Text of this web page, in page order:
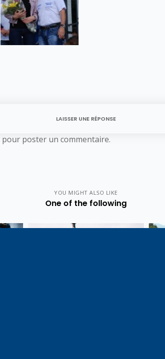
LAISSER UNE RÉPONSE
pour poster un commentaire.
YOU MIGHT ALSO LIKE
One of the following